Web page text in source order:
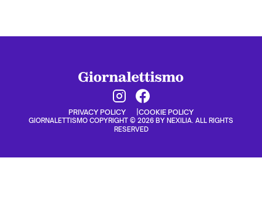
PRIVACY POLICY COOKIE POLICY
GIORNALETTISMO COPYRIGHT © 2026 BY NEXILIA. ALL RIGHTS
RESERVED